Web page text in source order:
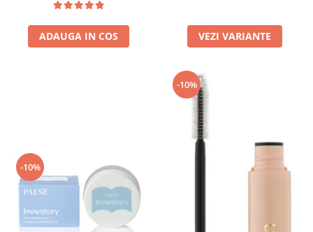
ADAUGA IN COS VEZI VARIANTE
-10%
-10%